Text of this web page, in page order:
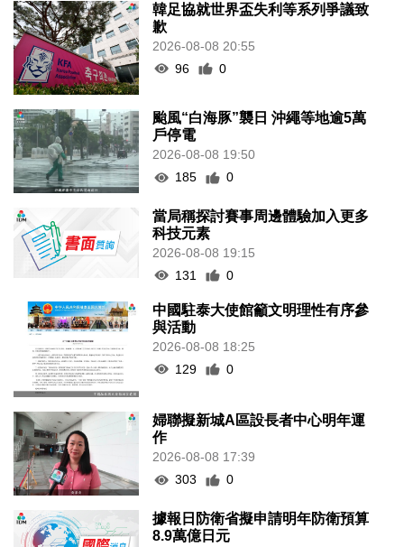
韓足協就世界盃失利等系列爭議致
歉
2026-08-08 20:55
96
0
颱風“白海豚”襲日 沖繩等地逾5萬
戶停電
2026-08-08 19:50
185
0
當局稱探討賽事周邊體驗加入更多
科技元素
2026-08-08 19:15
131
0
中國駐泰大使館籲文明理性有序參
與活動
2026-08-08 18:25
129
0
婦聯擬新城A區設長者中心明年運
作
2026-08-08 17:39
303
0
據報日防衛省擬申請明年防衛預算
8.9萬億日元